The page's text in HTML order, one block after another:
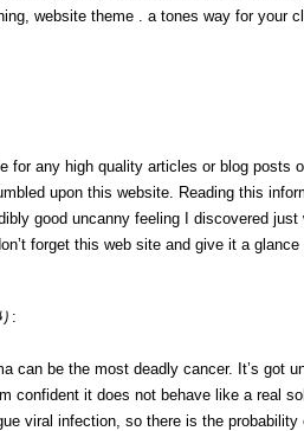
website theme . a tones way for your
for any high quality articles or blog posts
upon this website. Reading this
good uncanny feeling I discovered
forget this web site and give it a
:
can be the most deadly cancer. It’s got
confident it does not behave like a real
viral infection, so there is the